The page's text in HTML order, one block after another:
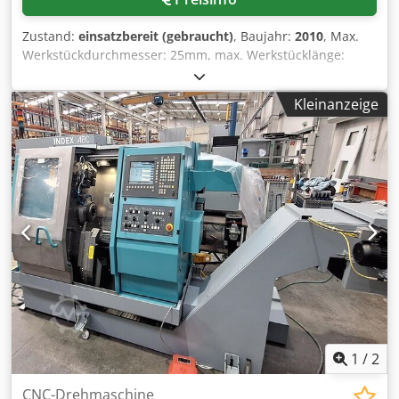
Aiyok Leistung: 25 kW bei 100 % ED / 33 kW bei 40 % ED
Drehzahl: 5.000 U/min C-Achse: Auflösung 0,001°
Gegenspindel Stangendurchlass: 65 mm
Spindeldurchmesser im Vorderlager: 110 mm Spindelnase:
ISO 702/1, Größe 140 Zyl. Spannfutterdurchmesser: 160
mm Leistung: 25 kW bei 100 % ED / 33 kW bei 40 % ED
Drehmoment: 112 Nm bei 100 % ED / 150 Nm bei 40 % ED
Drehzahl: 5.000 U/min C-Achse: Auflösung 0,001° Z-Achse
Gegenspindel: 700 mm Verfahrweg Eilgang Z-Achse: 50
m/min Werkzeugträger / Revolver Ausführung mit 3
Scheibenrevolvern, jeweils 10 Stationen. Werkzeugsystem
bei 10 Stationen: Zylinderschaft DIN 69880 – Ø30 x 55 mm.
Werkzeugträger 1 X-, Z-, Y-Achse 10 Stationen X-Achse: 110
mm Z-Achse: 320 / 550 mm laut Unterlage Y-Achse: 100
mm, ±50 mm Angetriebene Werkzeuge: 6,5 kW / 16 Nm /
6.000 U/min Werkzeugträger 2 X-, Z-, Y-Achse 10 Stationen
X-Achse: 110 mm Z-Achse: 550 mm Y-Achse: 100 mm, ±50
mm Angetriebene Werkzeuge: 6,5 kW / 16 Nm / 6.000
U/min Werkzeugträger 3 X-Achse 10 Stationen dient
Zustand: einsatzbereit (gebraucht), Baujahr: 2010, Max.
Werkstückdurchmesser: 25mm, max. Werkstücklänge:
100mm, max. Stangendurchmesser: 25mm, max. Hub X/Z:
42mm/50mm, Eilgang: 40m/min, Anzahl Spindeln: 6,
Drehzahl: 12000U/min, Steuerung: Siemens 840D
Powerline. Dedpjtqfq Uefx Aiysck
Kleinanzeige
1 /2
CNC-Drehmaschine